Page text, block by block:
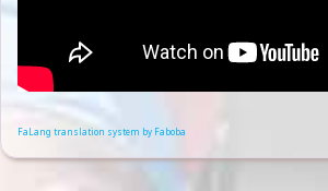
FaLang translation system by Faboba